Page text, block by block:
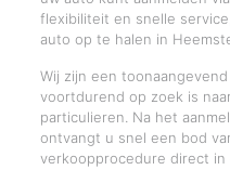
flexibiliteit en snelle
auto op te halen in
Wij zijn een toonaangevend
voortdurend op zoek is
particulieren. Na het
ontvangt u snel een bod
verkoopprocedure direct in